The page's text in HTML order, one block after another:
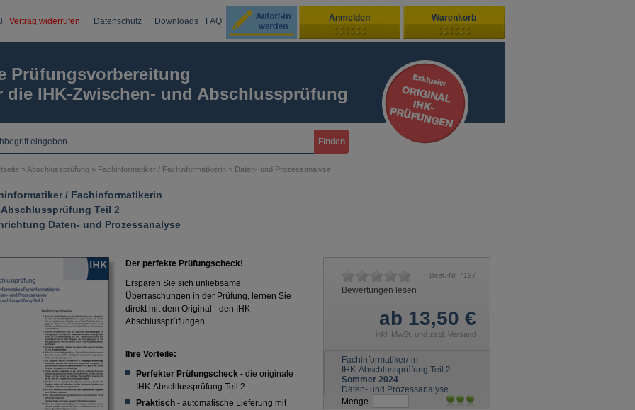
Vertrag widerrufen Datenschutz Downloads FAQ Anmelden Warenkorb
Ihr Warenkorb ist leer
Sie sind Neukunde?
Prüfungsvorbereitung
die IHK-Zwischen- und Abschlussprüfung
» Abschlussprüfung » Fachinformatiker / Fachinformatikerin » Daten- und Prozessanalyse
/ Fachinformatikerin
Abschlussprüfung Teil 2
Daten- und Prozessanalyse
Der perfekte Prüfungscheck!
Ersparen Sie sich unliebsame
Überraschungen in der Prüfung, lernen Sie
direkt mit dem Original - den IHK-
Abschlussprüfungen.
Ihre Vorteile:
Perfekter Prüfungscheck -die originale
IHK-Abschlussprüfung Teil 2
Praktisch- automatische Lieferung mit
Best.-Nr. 7197
Bewertungen lesen
ab 13,50 €
inkl. MwSt. und zzgl. Versand
Fachinformatiker/-in
IHK-Abschlussprüfung Teil 2
Sommer 2024
Daten- und Prozessanalyse
Menge